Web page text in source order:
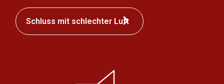
Schluss mit schlechter Luft